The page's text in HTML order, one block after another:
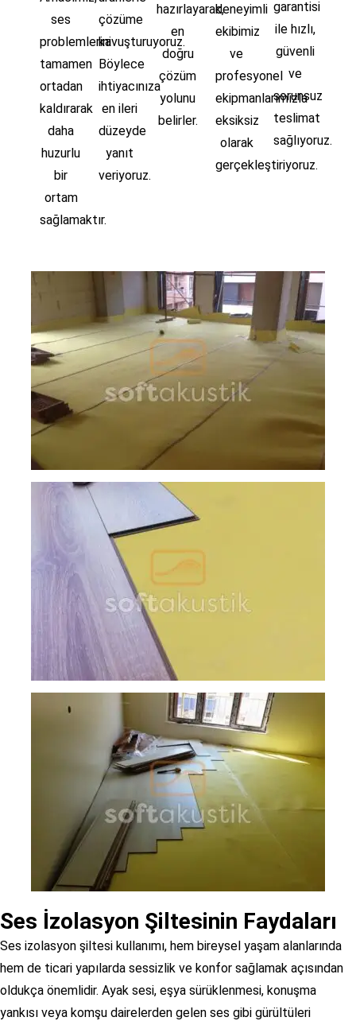
ses
problemlerini
tamamen
ortadan
kaldırarak
daha
huzurlu
bir
ortam
sağlamaktır.
çözüme
kavuşturuyoruz.
Böylece
ihtiyacınıza
en ileri
düzeyde
yanıt
veriyoruz.
hazırlayarak,
en
doğru
çözüm
yolunu
belirler.
deneyimli
ekibimiz
ve
profesyonel
ekipmanlarımızla
eksiksiz
olarak
gerçekleştiriyoruz.
garantisi
ile hızlı,
güvenli
ve
sorunsuz
teslimat
sağlıyoruz.
Ses İzolasyon Şiltesinin Faydaları
Ses izolasyon şiltesi kullanımı, hem bireysel yaşam alanlarında
hem de ticari yapılarda sessizlik ve konfor sağlamak açısından
oldukça önemlidir. Ayak sesi, eşya sürüklenmesi, konuşma
yankısı veya komşu dairelerden gelen ses gibi gürültüleri